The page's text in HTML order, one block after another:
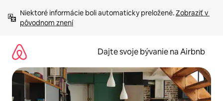
obsah.
Niektoré informácie boli automaticky preložené. Zobraziť v
pôvodnom znení
Dajte svoje bývanie na Airbnb